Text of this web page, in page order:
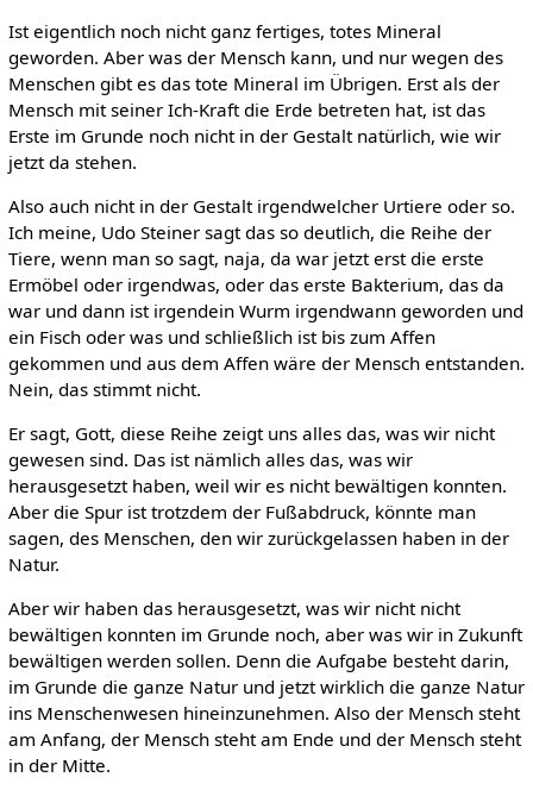
Ist eigentlich noch nicht ganz fertiges, totes Mineral
geworden. Aber was der Mensch kann, und nur wegen des
Menschen gibt es das tote Mineral im Übrigen. Erst als der
Mensch mit seiner Ich-Kraft die Erde betreten hat, ist das
Erste im Grunde noch nicht in der Gestalt natürlich, wie wir
jetzt da stehen.
Also auch nicht in der Gestalt irgendwelcher Urtiere oder so.
Ich meine, Udo Steiner sagt das so deutlich, die Reihe der
Tiere, wenn man so sagt, naja, da war jetzt erst die erste
Ermöbel oder irgendwas, oder das erste Bakterium, das da
war und dann ist irgendein Wurm irgendwann geworden und
ein Fisch oder was und schließlich ist bis zum Affen
gekommen und aus dem Affen wäre der Mensch entstanden.
Nein, das stimmt nicht.
Er sagt, Gott, diese Reihe zeigt uns alles das, was wir nicht
gewesen sind. Das ist nämlich alles das, was wir
herausgesetzt haben, weil wir es nicht bewältigen konnten.
Aber die Spur ist trotzdem der Fußabdruck, könnte man
sagen, des Menschen, den wir zurückgelassen haben in der
Natur.
Aber wir haben das herausgesetzt, was wir nicht nicht
bewältigen konnten im Grunde noch, aber was wir in Zukunft
bewältigen werden sollen. Denn die Aufgabe besteht darin,
im Grunde die ganze Natur und jetzt wirklich die ganze Natur
ins Menschenwesen hineinzunehmen. Also der Mensch steht
am Anfang, der Mensch steht am Ende und der Mensch steht
in der Mitte.